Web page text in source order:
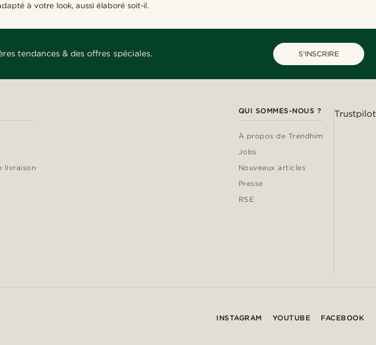
à votre look, aussi élaboré soit-il.
tendances & des offres spéciales. S'INSCRIRE
livraison
QUI SOMMES-NOUS ?
À propos de Trendhim
Jobs
Nouveaux articles
Presse
RSE
Trustpilot
INSTAGRAM YOUTUBE FACEBOOK